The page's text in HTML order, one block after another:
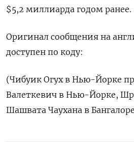
$5,2 миллиарда годом ранее.
Оригинал сообщения на
доступен по коду:
(Чибуик Огух в Нью-Йорке
Валеткевич в Нью-Йорке,
Шашвата Чаухана в